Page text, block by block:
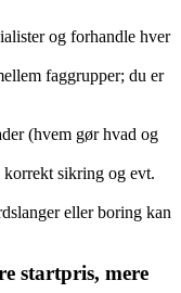
og forhandle hver
faggrupper; du er
(hvem gør hvad og
korrekt sikring og evt.
eller boring kan
startpris, mere